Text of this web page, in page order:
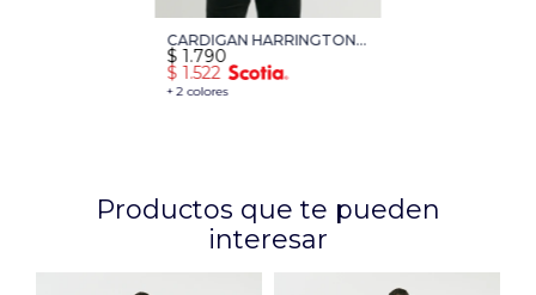
CARDIGAN HARRINGTON
URBAN - GRIS MEDIO
MELANGE
+ 2 colores
$ 1.790
$ 1.522
Productos que te pueden
interesar